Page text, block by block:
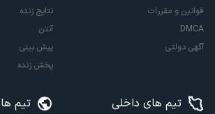
قوانین و مقررات
DMCA
آگهی دولتی
نتایج زنده
آنتن
پیش بینی
پخش زنده
تیم های داخلی تیم